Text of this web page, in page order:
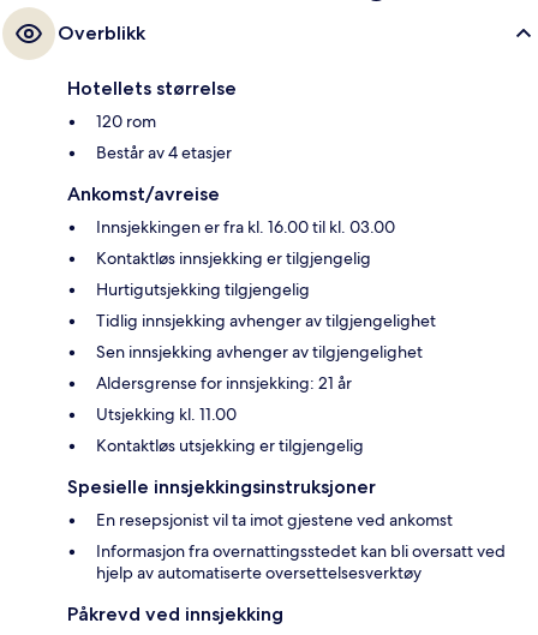
Overblikk
Hotellets størrelse
120 rom
Består av 4 etasjer
Ankomst/avreise
Innsjekkingen er fra kl. 16.00 til kl. 03.00
Kontaktløs innsjekking er tilgjengelig
Hurtigutsjekking tilgjengelig
Tidlig innsjekking avhenger av tilgjengelighet
Sen innsjekking avhenger av tilgjengelighet
Aldersgrense for innsjekking: 21 år
Utsjekking kl. 11.00
Kontaktløs utsjekking er tilgjengelig
Spesielle innsjekkingsinstruksjoner
En resepsjonist vil ta imot gjestene ved ankomst
Informasjon fra overnattingsstedet kan bli oversatt ved
hjelp av automatiserte oversettelsesverktøy
Påkrevd ved innsjekking